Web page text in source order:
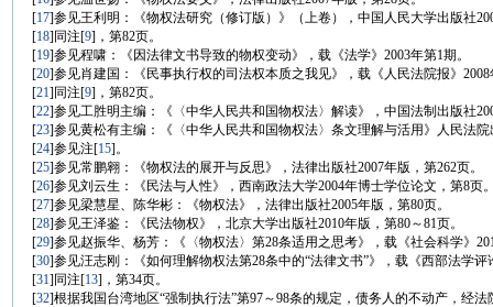
[17]参见王利明：《物权法研究（修订版）》（上卷），中国人民大学出版社
[18]同注[9]，第82页。
[19]参见程啸：《因法律文书导致的物权变动》，载《法学》2003年第1期。
[20]参见肖建国：《民事执行权的司法权本质之我见》，载《人民法院报》2008
[21]同注[9]，第82页。
[22]参见工胜明主编：《〈中华人民共和国物权法〉解读》，中国法制出版社
[23]参见黄松有主编：《〈中华人民共和国物权法〉条文理解与活用》人民法院
[24]参见注[15]。
[25]参见常鹏翱：《物权法的展开与反思》，法律出版社2007年版，第262页。
[26]参见刘云生：《民法与人性》，西南政法大学2004年博士学位论文，第8页
[27]参见梁慧星、陈华彬：《物权法》，法律出版社2005年版，第80页。
[28]参见王泽鉴：《民法物权》，北京大学出版社2010年版，第80～81页。
[29]参见赵振华、杨芳：《〈物权法〉第28条适用之思考》，载《社会科学》
[30]参见汪志刚：《如何理解物权法第28条中的“法律文书”》，载《西部法学评
[31]同注[13]，第34页。
[32]根据我国台湾地区“强制执行法”第97～98条的规定，债务人的不动产，经